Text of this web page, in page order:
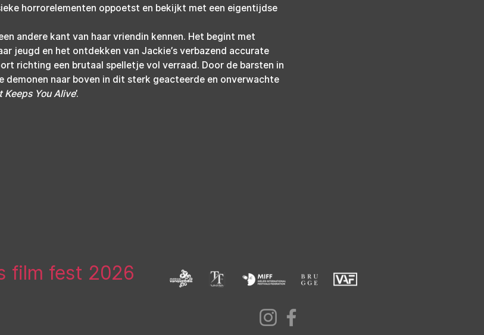
horrorelementen oppoetst en bekijkt met een eigentijdse
andere kant van haar vriendin kennen. Het begint met
jeugd en het ontdekken van Jackie’s verbazend accurate
richting een brutaal spelletje vol verraad. Door de barsten in
demonen naar boven in dit sterk geacteerde en onverwachte
Keeps You Alive’.
film fest 2026